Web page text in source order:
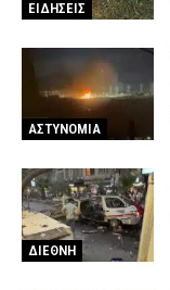
ΕΙΔΗΣΕΙΣ
ΑΣΤΥΝΟΜΙΑ
ΔΙΕΘΝΗ